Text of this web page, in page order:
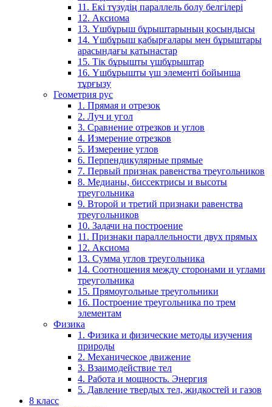
11. Екі түзудің параллель болу белгілері
12. Аксиома
13. Үшбұрыш бұрыштарының қосындысы
14. Үшбұрыш қабырғалары мен бұрыштары
арасындағы қатынастар
15. Тік бұрышты үшбұрыштар
16. Үшбұрышты үш элементі бойынша
тұрғызу
Геометрия рус
1. Прямая и отрезок
2. Луч и угол
3. Сравнение отрезков и углов
4. Измерение отрезков
5. Измерение углов
6. Перпендикулярные прямые
7. Первый признак равенства треугольников
8. Медианы, биссектрисы и высоты
треугольника
9. Второй и третий признаки равенства
треугольников
10. Задачи на построение
11. Признаки параллельности двух прямых
12. Аксиома
13. Сумма углов треугольника
14. Соотношения между сторонами и углами
треугольника
15. Прямоугольные треугольники
16. Построение треугольника по трем
элементам
Физика
1. Физика и физические методы изучения
природы
2. Механическое движение
3. Взаимодействие тел
4. Работа и мощность. Энергия
5. Давление твердых тел, жидкостей и газов
8 класс